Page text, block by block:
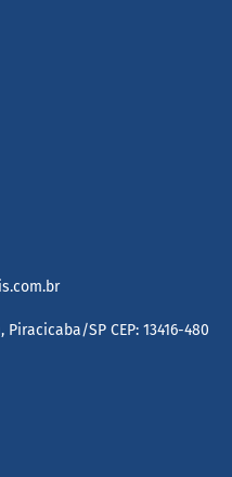
SP CEP: 13416-480